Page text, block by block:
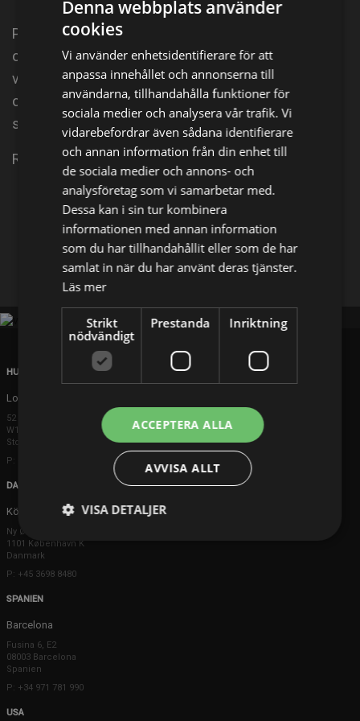
Pizza. Spansk kortfilm. José jobbar som pizzabud
och kvällens sista leverans blir något utöver det
vanliga. Kunden Edu kommer med ett till synes
oskyldigt önskemål, men vad ingår egentligen i
servicen?
Regi: Iñaki Rikarte och Aitor de Kintana. UR.
HUVUDKONTOR
London
52 Brook Street
W1K 5DS London
Storbritannien
P: +44 203 608 8181
DANMARK
Köpenhamn
Ny Østergade 20
1101 København K
Danmark
P: +45 3698 8480
SPANIEN
Barcelona
Fusina 6, E2
08003 Barcelona
Spanien
P: +34 971 781 990
USA
Denna webbplats använder
cookies
Vi använder enhetsidentifierare för att
anpassa innehållet och annonserna till
användarna, tillhandahålla funktioner för
sociala medier och analysera vår trafik. Vi
vidarebefordrar även sådana identifierare
och annan information från din enhet till
de sociala medier och annons- och
analysföretag som vi samarbetar med.
Dessa kan i sin tur kombinera
informationen med annan information
som du har tillhandahållit eller som de har
samlat in när du har använt deras tjänster.
Läs mer
Strikt
nödvändigt
Prestanda Inriktning
ACCEPTERA ALLA
AVVISA ALLT
VISA DETALJER